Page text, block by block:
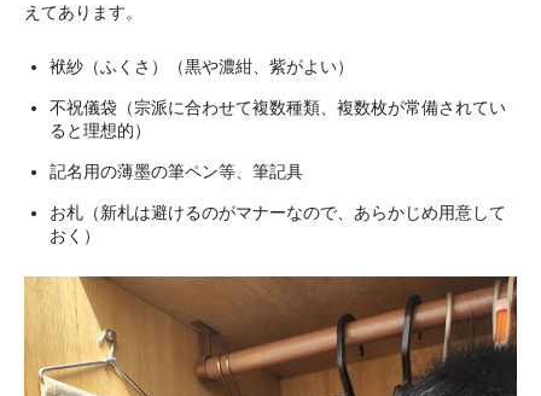
えてあります。
袱紗（ふくさ）（黒や濃紺、紫がよい）
不祝儀袋（宗派に合わせて複数種類、複数枚が常備されてい
ると理想的）
記名用の薄墨の筆ペン等、筆記具
お札（新札は避けるのがマナーなので、あらかじめ用意して
おく）